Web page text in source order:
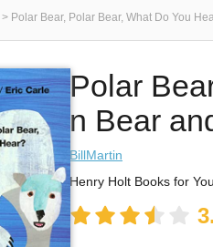
> Polar Bear, Polar Bear, What Do You
Polar
n Bear
BillMartin
Henry Holt Books for